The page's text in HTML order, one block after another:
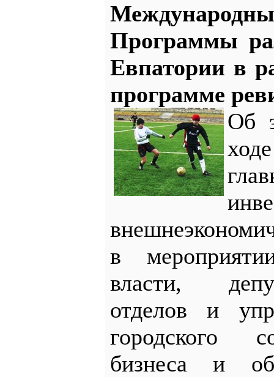
Программы
Евпатории в
программе
Об
в
власти,
отделов и
городского
бизнеса и